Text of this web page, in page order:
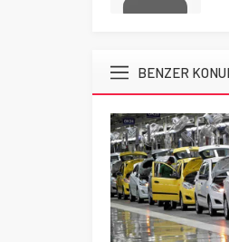
BENZER